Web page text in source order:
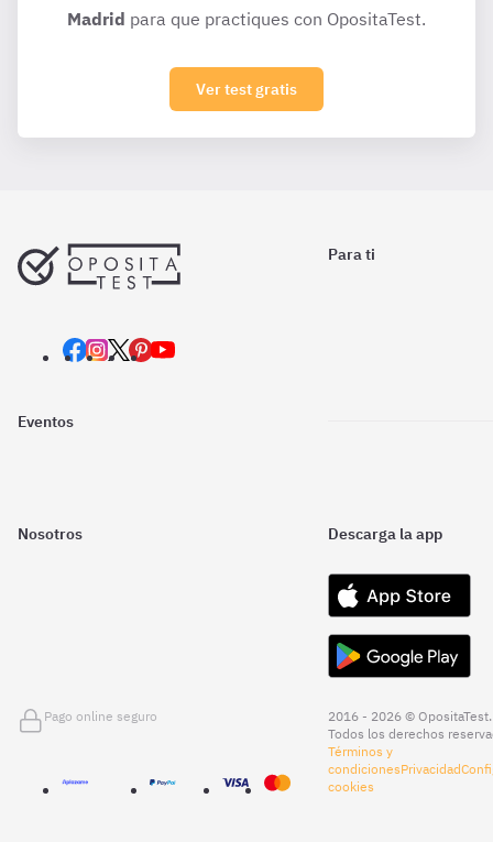
Madrid para que practiques con OpositaTest.
Ver test gratis
Para ti
Eventos
Nosotros Descarga la app
Pago online seguro
2016 - 2026 © OpositaTest.
Todos los derechos
Términos y
condicionesPrivacidad
cookies